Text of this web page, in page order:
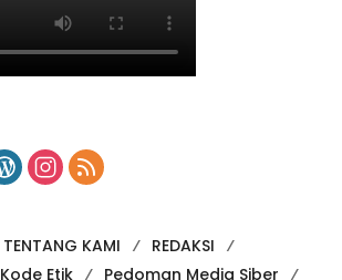
TENTANG KAMI
REDAKSI
Kode Etik Pedoman Media Siber